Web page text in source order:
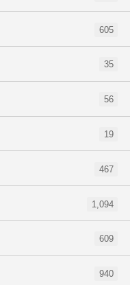
605
35
56
19
467
1,094
609
940